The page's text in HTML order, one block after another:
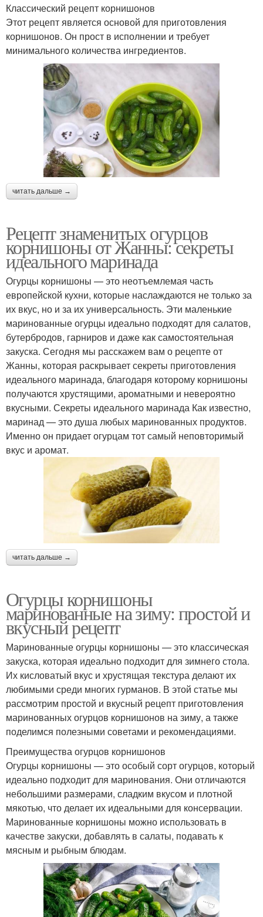
Классический рецепт корнишонов
Этот рецепт является основой для приготовления
корнишонов. Он прост в исполнении и требует
минимального количества ингредиентов.
читать дальше →
Рецепт знаменитых огурцов
корнишоны от Жанны: секреты
идеального маринада
Огурцы корнишоны — это неотъемлемая часть
европейской кухни, которые наслаждаются не только за
их вкус, но и за их универсальность. Эти маленькие
маринованные огурцы идеально подходят для салатов,
бутербродов, гарниров и даже как самостоятельная
закуска. Сегодня мы расскажем вам о рецепте от
Жанны, которая раскрывает секреты приготовления
идеального маринада, благодаря которому корнишоны
получаются хрустящими, ароматными и невероятно
вкусными. Секреты идеального маринада Как известно,
маринад — это душа любых маринованных продуктов.
Именно он придает огурцам тот самый неповторимый
вкус и аромат.
читать дальше →
Огурцы корнишоны
маринованные на зиму: простой и
вкусный рецепт
Маринованные огурцы корнишоны — это классическая
закуска, которая идеально подходит для зимнего стола.
Их кисловатый вкус и хрустящая текстура делают их
любимыми среди многих гурманов. В этой статье мы
рассмотрим простой и вкусный рецепт приготовления
маринованных огурцов корнишонов на зиму, а также
поделимся полезными советами и рекомендациями.
Преимущества огурцов корнишонов
Огурцы корнишоны — это особый сорт огурцов, который
идеально подходит для маринования. Они отличаются
небольшими размерами, сладким вкусом и плотной
мякотью, что делает их идеальными для консервации.
Маринованные корнишоны можно использовать в
качестве закуски, добавлять в салаты, подавать к
мясным и рыбным блюдам.